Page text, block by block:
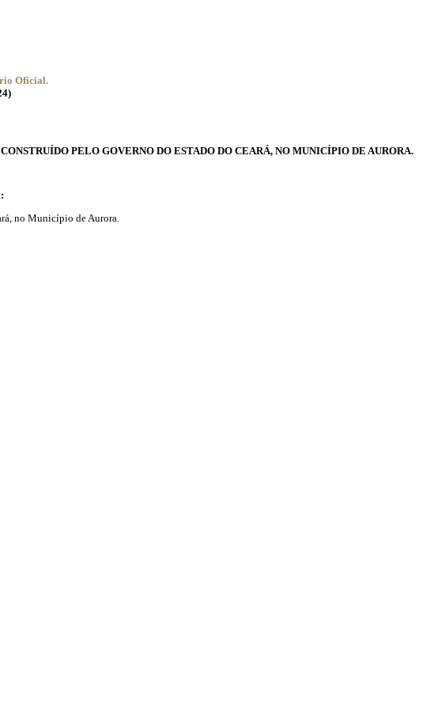
Oficial.
PELO GOVERNO DO ESTADO DO CEARÁ, NO MUNICÍPIO DE AURORA.
no Município de Aurora.